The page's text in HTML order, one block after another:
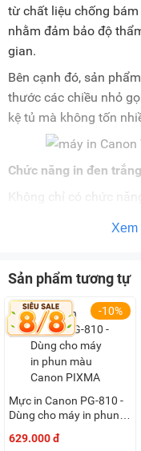
từ chất liệu chống
nhằm đảm bảo độ
gian.
Bên cạnh đó, sản
thước các chiều nhỏ
kệ tủ mà không tốn
Chức năng in đen
Không chỉ có chức
các bản in đẹp có sắc
Sản phẩm có tốc độ in
ảnh/phút sẽ thích hợp
cá nhân, hộ gia đình
Đặc biệt mẫumáy in
dàng, hiệu quả rất
Độ phân giải 4.800 x
Máy in phun Canon
Xem
Sản phẩm tương tự
-10%
Mực in Canon PG-810 -
Dùng cho máy in phun
iP2770
629.000 đ